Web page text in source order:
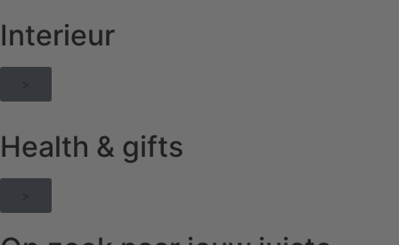
Interieur
>
Health & gifts
>